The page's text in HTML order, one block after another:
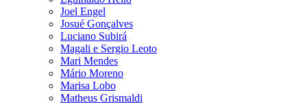
Joel Engel
Josué Gonçalves
Luciano Subirá
Magali e Sergio Leoto
Mari Mendes
Mário Moreno
Marisa Lobo
Matheus Grismaldi